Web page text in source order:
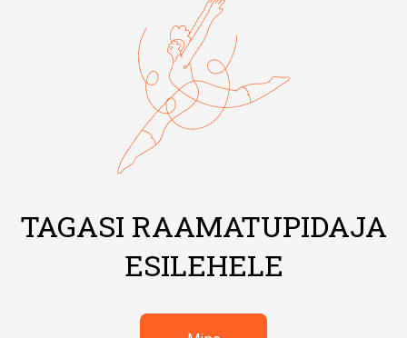
TAGASI RAAMATUPIDAJA
ESILEHELE